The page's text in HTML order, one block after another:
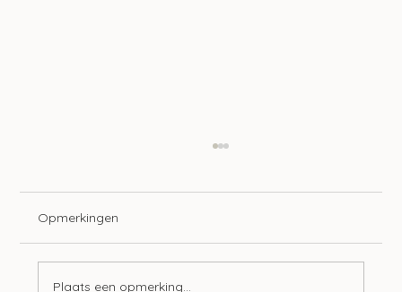
Opmerkingen
Plaats een opmerking...